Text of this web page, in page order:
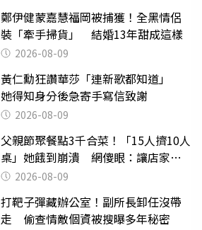
鄭伊健蒙嘉慧福岡被捕獲！全黑情侶
裝「牽手掃貨」 結婚13年甜成這樣
2026-08-09
黃仁勳狂讚華莎「連新歌都知道」
她得知身分後急寄手寫信致謝
2026-08-09
父親節聚餐點3千合菜！「15人擠10人
桌」她餓到崩潰 網傻眼：讓店家看
笑話2026-08-09
打靶子彈藏辦公室！副所長卸任沒帶
走 偷查情敵個資被搜曝多年秘密